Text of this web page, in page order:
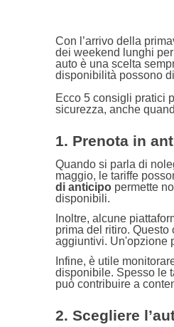
Con l’arrivo della
dei weekend lunghi
auto è una scelta
disponibilità possono
Ecco 5 consigli pratici
sicurezza, anche
1. Prenota in
Quando si parla di
maggio, le tariffe
di anticipo permette
disponibili.
Inoltre, alcune
prima del ritiro.
aggiuntivi. Un'opzione
Infine, è utile
disponibile. Spesso le
può contribuire a
2. Scegliere